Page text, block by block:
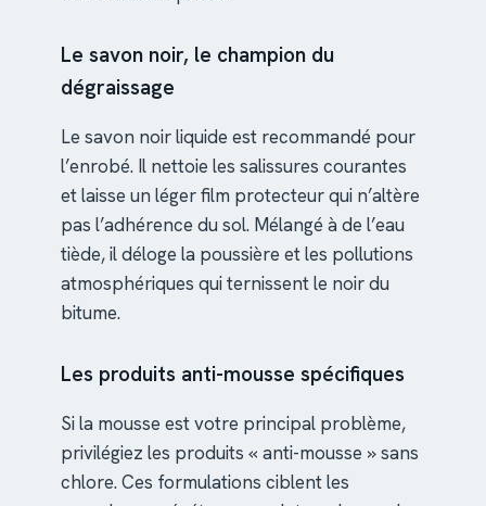
Le savon noir, le champion du
dégraissage
Le savon noir liquide est recommandé pour
l’enrobé. Il nettoie les salissures courantes
et laisse un léger film protecteur qui n’altère
pas l’adhérence du sol. Mélangé à de l’eau
tiède, il déloge la poussière et les pollutions
atmosphériques qui ternissent le noir du
bitume.
Les produits anti-mousse spécifiques
Si la mousse est votre principal problème,
privilégiez les produits « anti-mousse » sans
chlore. Ces formulations ciblent les